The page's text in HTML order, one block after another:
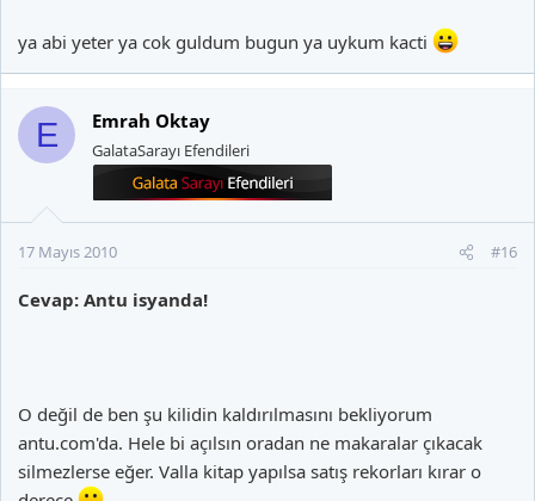
ya abi yeter ya cok guldum bugun ya uykum kacti
E Emrah Oktay
GalataSarayı Efendileri
17 Mayıs 2010 #16
Cevap: Antu isyanda!
O değil de ben şu kilidin kaldırılmasını bekliyorum
antu.com'da. Hele bi açılsın oradan ne makaralar çıkacak
silmezlerse eğer. Valla kitap yapılsa satış rekorları kırar o